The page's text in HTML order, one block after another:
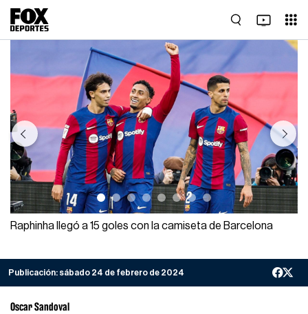
Previous Next
Raphinha llegó a 15 goles con la camiseta de Barcelona
Publicación: sábado 24 de febrero de 2024
Oscar Sandoval